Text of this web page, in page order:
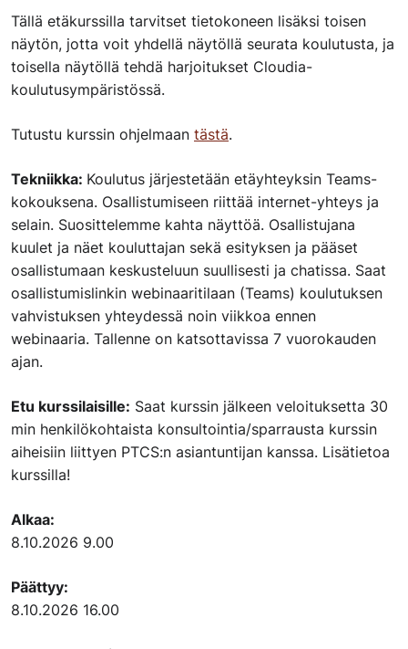
Tällä etäkurssilla tarvitset tietokoneen lisäksi toisen
näytön, jotta voit yhdellä näytöllä seurata koulutusta, ja
toisella näytöllä tehdä harjoitukset Cloudia-
koulutusympäristössä.
Tutustu kurssin ohjelmaan tästä.
Tekniikka: Koulutus järjestetään etäyhteyksin Teams-
kokouksena. Osallistumiseen riittää internet-yhteys ja
selain. Suosittelemme kahta näyttöä. Osallistujana
kuulet ja näet kouluttajan sekä esityksen ja pääset
osallistumaan keskusteluun suullisesti ja chatissa. Saat
osallistumislinkin webinaaritilaan (Teams) koulutuksen
vahvistuksen yhteydessä noin viikkoa ennen
webinaaria. Tallenne on katsottavissa 7 vuorokauden
ajan.
Etu kurssilaisille: Saat kurssin jälkeen veloituksetta 30
min henkilökohtaista konsultointia/sparrausta kurssin
aiheisiin liittyen PTCS:n asiantuntijan kanssa. Lisätietoa
kurssilla!
Alkaa:
8.10.2026 9.00
Päättyy:
8.10.2026 16.00